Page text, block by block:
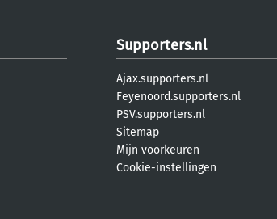
Supporters.nl
Ajax.supporters.nl
Feyenoord.supporters.nl
PSV.supporters.nl
Sitemap
Mijn voorkeuren
Cookie-instellingen